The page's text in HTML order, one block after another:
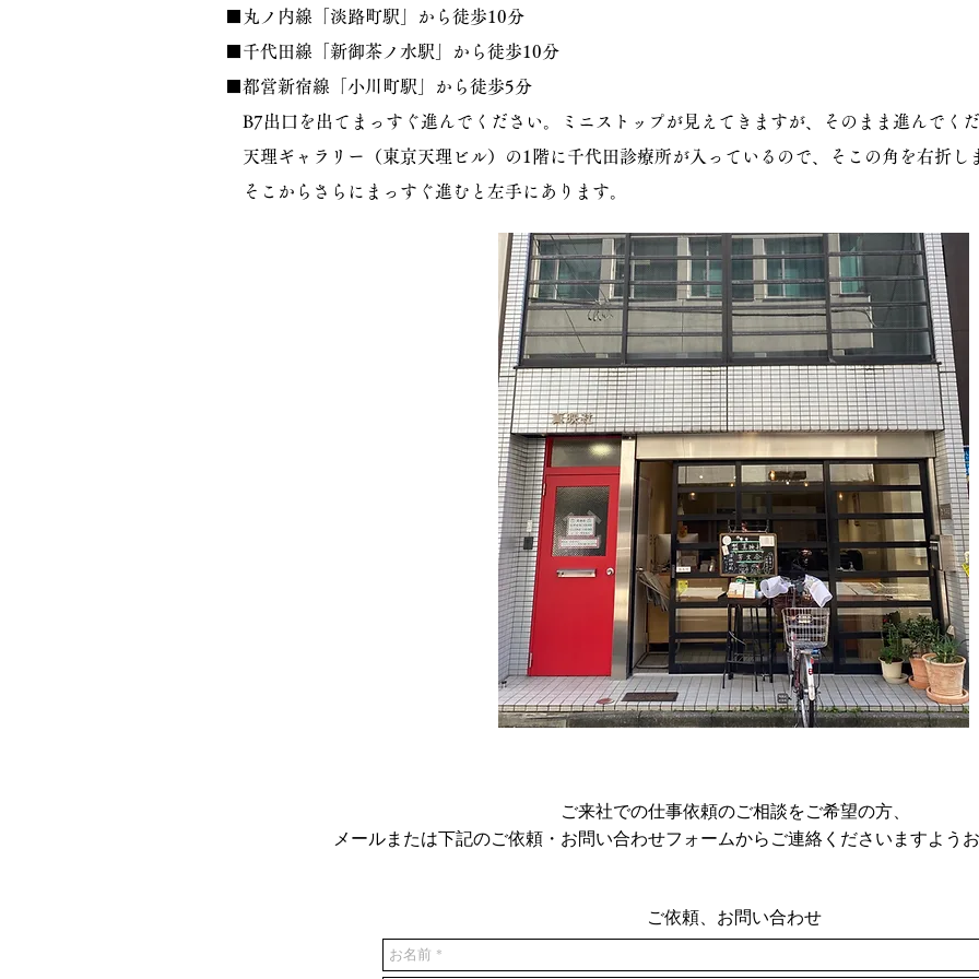
■丸ノ内線「淡路町駅」から徒歩10分
​■千代田線「新御茶ノ水駅」から徒歩10分
■都営新宿線「小川町駅」から徒歩5分
B7出口を出てまっすぐ進んでください。ミニストップが見えてきますが、そのまま進んでくだ
天理ギャラリー（東京天理ビル）の1階に千代田診療所が入っているので、そこの角を右折し
そこからさらにまっすぐ進むと左手にあります。
ご来社での仕事依頼のご相談をご希望の方、
メールまたは下記のご依頼・お問い合わせフォームからご連絡くださいますよう
​ご依頼、お問い合わせ